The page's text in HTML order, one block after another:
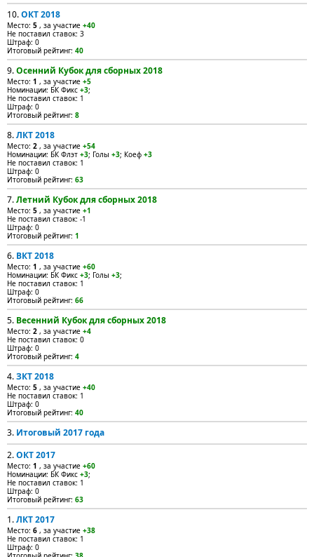
10.ОКТ 2018
Место: 5 , за участие +40
Не поставил ставок: 3
Штраф: 0
Итоговый рейтинг: 40
9.Осенний Кубок для сборных 2018
Место: 1 , за участие +5
Номинации: БК Фикс +3;
Не поставил ставок: 1
Штраф: 0
Итоговый рейтинг: 8
8.ЛКТ 2018
Место: 2 , за участие +54
Номинации: БК Флэт +3; Голы +3; Коеф +3
Не поставил ставок: 1
Штраф: 0
Итоговый рейтинг: 63
7.Летний Кубок для сборных 2018
Место: 5 , за участие +1
Не поставил ставок: -1
Штраф: 0
Итоговый рейтинг: 1
6. ВКТ 2018
Место: 1 , за участие +60
Номинации: БК Фикс +3; Голы +3;
Не поставил ставок: 1
Штраф: 0
Итоговый рейтинг: 66
5. Весенний Кубок для сборных 2018
Место: 2 , за участие +4
Не поставил ставок: 0
Штраф: 0
Итоговый рейтинг: 4
4.ЗКТ 2018
Место: 5 , за участие +40
Не поставил ставок: 1
Штраф: 0
Итоговый рейтинг: 40
3. Итоговый 2017 года
2.ОКТ 2017
Место: 1 , за участие +60
Номинации: БК Фикс +3;
Не поставил ставок: 1
Штраф: 0
Итоговый рейтинг: 63
1.ЛКТ 2017
Место: 6 , за участие +38
Не поставил ставок: 1
Штраф: 0